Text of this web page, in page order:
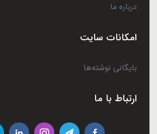
درباره ما
امکانات سایت
بایگانی نوشته‌ها
ارتباط با ما